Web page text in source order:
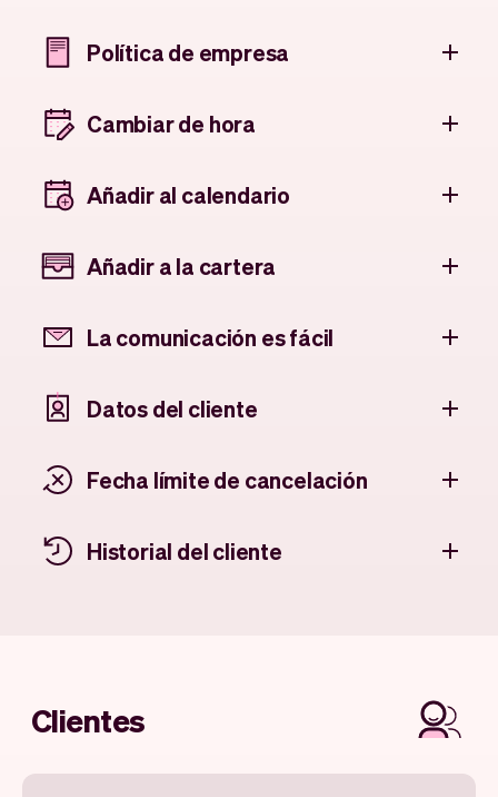
Política de empresa
Cambiar de hora
Añadir al calendario
Añadir a la cartera
La comunicación es fácil
Datos del cliente
Fecha límite de cancelación
Historial del cliente
Clientes